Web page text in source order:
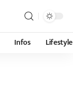
Infos Lifestyle